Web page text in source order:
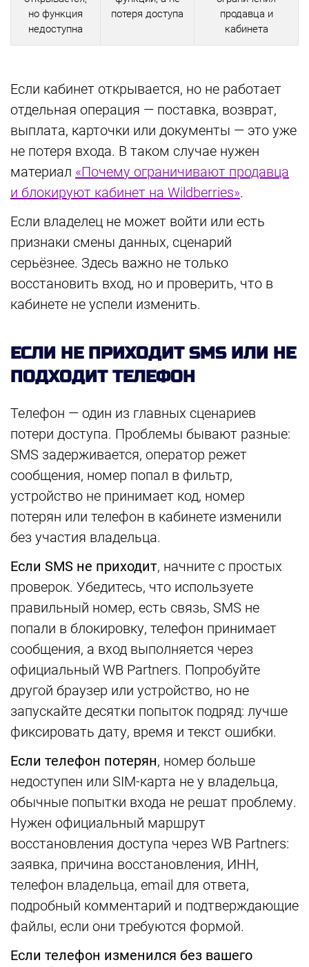
но функция
недоступна
потеря доступа
продавца и
кабинета
Если кабинет открывается, но не работает
отдельная операция — поставка, возврат,
выплата, карточки или документы — это уже
не потеря входа. В таком случае нужен
материал «Почему ограничивают продавца
и блокируют кабинет на Wildberries».
Если владелец не может войти или есть
признаки смены данных, сценарий
серьёзнее. Здесь важно не только
восстановить вход, но и проверить, что в
кабинете не успели изменить.
ЕСЛИ НЕ ПРИХОДИТ SMS ИЛИ НЕ
ПОДХОДИТ ТЕЛЕФОН
Телефон — один из главных сценариев
потери доступа. Проблемы бывают разные:
SMS задерживается, оператор режет
сообщения, номер попал в фильтр,
устройство не принимает код, номер
потерян или телефон в кабинете изменили
без участия владельца.
Если SMS не приходит, начните с простых
проверок. Убедитесь, что используете
правильный номер, есть связь, SMS не
попали в блокировку, телефон принимает
сообщения, а вход выполняется через
официальный WB Partners. Попробуйте
другой браузер или устройство, но не
запускайте десятки попыток подряд: лучше
фиксировать дату, время и текст ошибки.
Если телефон потерян, номер больше
недоступен или SIM-карта не у владельца,
обычные попытки входа не решат проблему.
Нужен официальный маршрут
восстановления доступа через WB Partners:
заявка, причина восстановления, ИНН,
телефон владельца, email для ответа,
подробный комментарий и подтверждающие
файлы, если они требуются формой.
Если телефон изменился без вашего